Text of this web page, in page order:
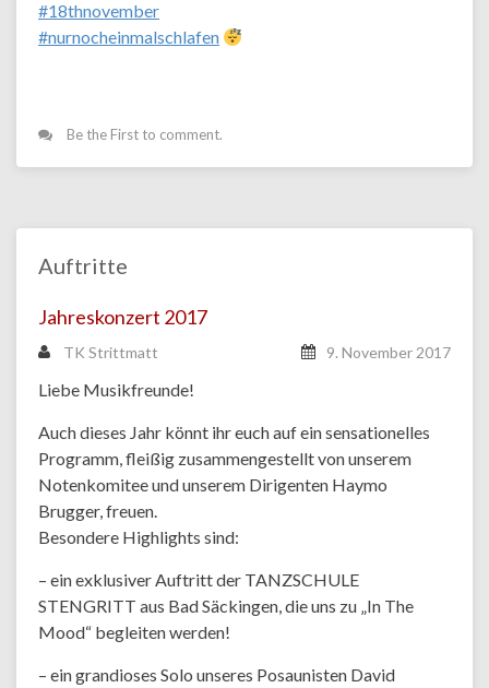
#18thnovember
#nurnocheinmalschlafen
Be the First to comment.
Auftritte
Jahreskonzert 2017
TK Strittmatt 9. November 2017
Liebe Musikfreunde!
Auch dieses Jahr könnt ihr euch auf ein sensationelles
Programm, fleißig zusammengestellt von unserem
Notenkomitee und unserem Dirigenten Haymo
Brugger, freuen.
Besondere Highlights sind:
– ein exklusiver Auftritt der TANZSCHULE
STENGRITT aus Bad Säckingen, die uns zu „In The
Mood“ begleiten werden!
– ein grandioses Solo unseres Posaunisten David